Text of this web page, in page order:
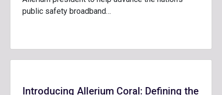
public safety broadband…
Introducing Allerium Coral: Defining the